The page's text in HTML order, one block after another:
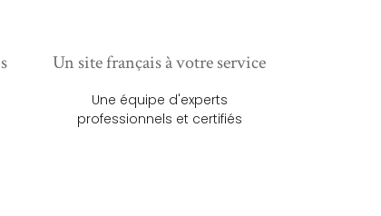
Un site français à votre service
Une équipe d'experts
professionnels et certifiés